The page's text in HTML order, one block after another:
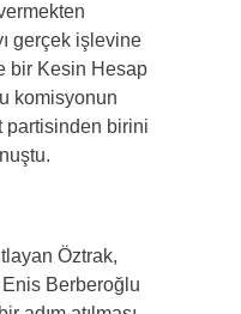
gerçek işlevine
bir Kesin Hesap
komisyonun
partisinden birini
Öztrak,
Berberoğlu